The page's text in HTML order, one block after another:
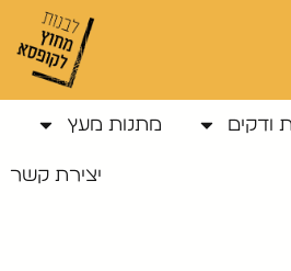
ודקים מתנות מעץ
יצירת קשר